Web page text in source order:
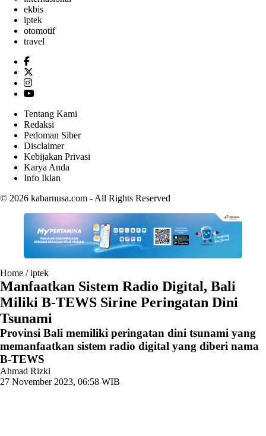
ekbis
iptek
otomotif
travel
Tentang Kami
Redaksi
Pedoman Siber
Disclaimer
Kebijakan Privasi
Karya Anda
Info Iklan
© 2026 kabarnusa.com - All Rights Reserved
Home /iptek
Manfaatkan Sistem Radio Digital, Bali
Miliki B-TEWS Sirine Peringatan Dini
Tsunami
Provinsi Bali memiliki peringatan dini tsunami yang
memanfaatkan sistem radio digital yang diberi nama
B-TEWS
Ahmad Rizki
27 November 2023, 06:58 WIB